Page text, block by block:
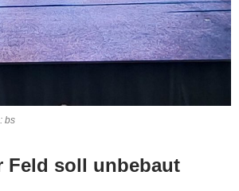
bs
Feld soll unbebaut